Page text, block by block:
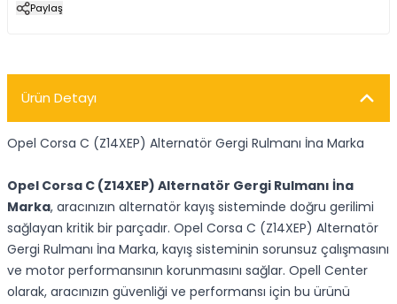
Paylaş
Ürün Detayı
Opel Corsa C (Z14XEP) Alternatör Gergi Rulmanı İna Marka
Opel Corsa C (Z14XEP) Alternatör Gergi Rulmanı İna
Marka, aracınızın alternatör kayış sisteminde doğru gerilimi
sağlayan kritik bir parçadır. Opel Corsa C (Z14XEP) Alternatör
Gergi Rulmanı İna Marka, kayış sisteminin sorunsuz çalışmasını
ve motor performansının korunmasını sağlar. Opell Center
olarak, aracınızın güvenliği ve performansı için bu ürünü